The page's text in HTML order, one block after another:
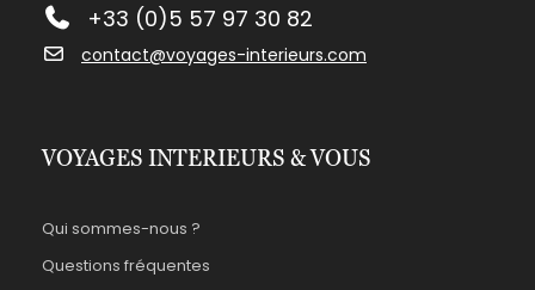
+33 (0)5 57 97 30 82
contact@voyages-interieurs.com
VOYAGES INTERIEURS & VOUS
Qui sommes-nous ?
Questions fréquentes